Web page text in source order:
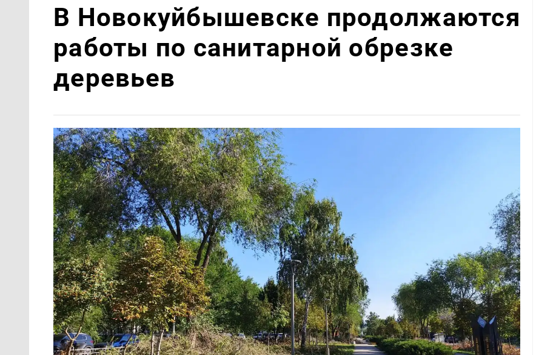
В Новокуйбышевске продолжаются
работы по санитарной обрезке
деревьев